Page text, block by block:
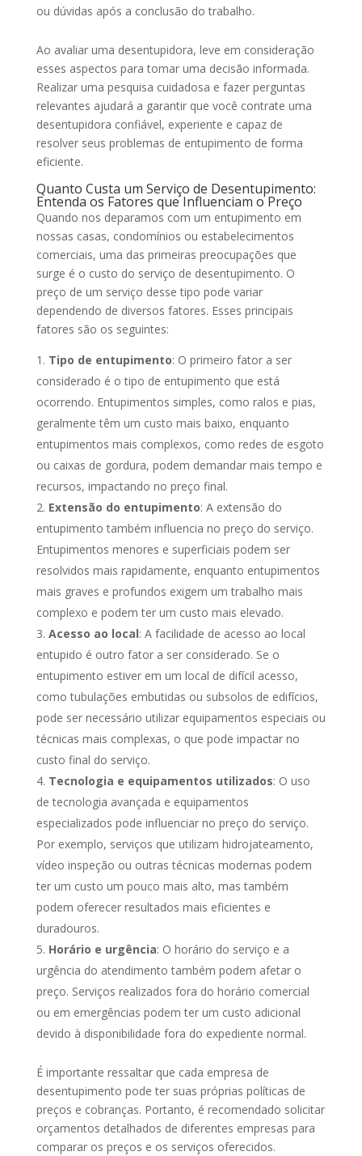
ou dúvidas após a conclusão do trabalho.
Ao avaliar uma desentupidora, leve em consideração
esses aspectos para tomar uma decisão informada.
Realizar uma pesquisa cuidadosa e fazer perguntas
relevantes ajudará a garantir que você contrate uma
desentupidora confiável, experiente e capaz de
resolver seus problemas de entupimento de forma
eficiente.
Quanto Custa um Serviço de Desentupimento:
Entenda os Fatores que Influenciam o Preço
Quando nos deparamos com um entupimento em
nossas casas, condomínios ou estabelecimentos
comerciais, uma das primeiras preocupações que
surge é o custo do serviço de desentupimento. O
preço de um serviço desse tipo pode variar
dependendo de diversos fatores. Esses principais
fatores são os seguintes:
Tipo de entupimento: O primeiro fator a ser
considerado é o tipo de entupimento que está
ocorrendo. Entupimentos simples, como ralos e pias,
geralmente têm um custo mais baixo, enquanto
entupimentos mais complexos, como redes de esgoto
ou caixas de gordura, podem demandar mais tempo e
recursos, impactando no preço final.
Extensão do entupimento: A extensão do
entupimento também influencia no preço do serviço.
Entupimentos menores e superficiais podem ser
resolvidos mais rapidamente, enquanto entupimentos
mais graves e profundos exigem um trabalho mais
complexo e podem ter um custo mais elevado.
Acesso ao local: A facilidade de acesso ao local
entupido é outro fator a ser considerado. Se o
entupimento estiver em um local de difícil acesso,
como tubulações embutidas ou subsolos de edifícios,
pode ser necessário utilizar equipamentos especiais ou
técnicas mais complexas, o que pode impactar no
custo final do serviço.
Tecnologia e equipamentos utilizados: O uso
de tecnologia avançada e equipamentos
especializados pode influenciar no preço do serviço.
Por exemplo, serviços que utilizam hidrojateamento,
vídeo inspeção ou outras técnicas modernas podem
ter um custo um pouco mais alto, mas também
podem oferecer resultados mais eficientes e
duradouros.
Horário e urgência: O horário do serviço e a
urgência do atendimento também podem afetar o
preço. Serviços realizados fora do horário comercial
ou em emergências podem ter um custo adicional
devido à disponibilidade fora do expediente normal.
É importante ressaltar que cada empresa de
desentupimento pode ter suas próprias políticas de
preços e cobranças. Portanto, é recomendado solicitar
orçamentos detalhados de diferentes empresas para
comparar os preços e os serviços oferecidos.